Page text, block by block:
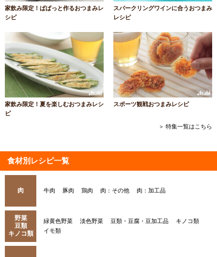
家飲み限定！ぱぱっと作るおつまみレ
シピ
スパークリングワインに合うおつまみ
レシピ
家飲み限定！夏を楽しむおつまみレシ
ピ
スポーツ観戦おつまみレシピ
＞ 特集一覧はこちら
食材別レシピ一覧
肉 牛肉 豚肉 鶏肉 肉：その他 肉：加工品
野菜
豆類
キノコ類
緑黄色野菜 淡色野菜 豆類・豆腐・豆加工品
キノコ類
イモ類